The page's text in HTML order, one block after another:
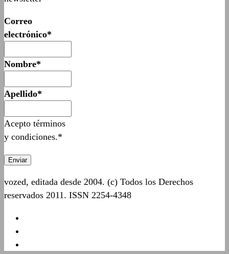
Correo
electrónico*
Nombre*
Apellido*
Acepto términos
y condiciones.*
vozed, editada desde 2004. (c) Todos los Derechos
reservados 2011. ISSN 2254-4348